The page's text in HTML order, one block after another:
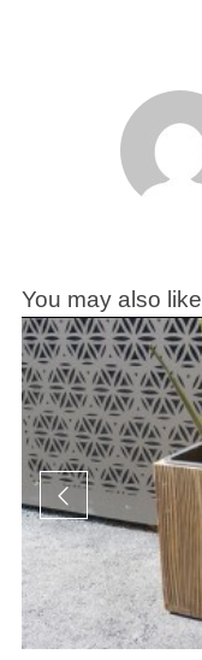
You may also like